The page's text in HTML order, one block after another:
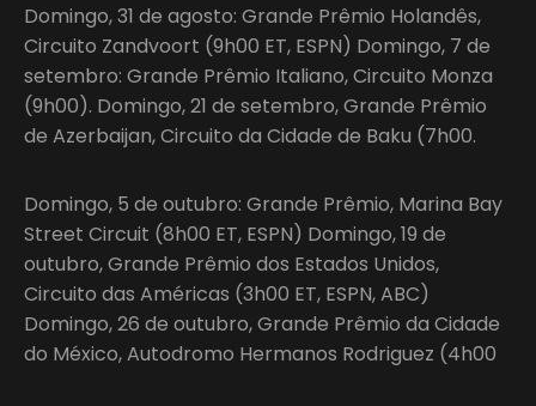
Domingo, 31 de agosto: Grande Prêmio Holandês,
Circuito Zandvoort (9h00 ET, ESPN) Domingo, 7 de
setembro: Grande Prêmio Italiano, Circuito Monza
(9h00). Domingo, 21 de setembro, Grande Prêmio
de Azerbaijan, Circuito da Cidade de Baku (7h00.
Domingo, 5 de outubro: Grande Prêmio, Marina Bay
Street Circuit (8h00 ET, ESPN) Domingo, 19 de
outubro, Grande Prêmio dos Estados Unidos,
Circuito das Américas (3h00 ET, ESPN, ABC)
Domingo, 26 de outubro, Grande Prêmio da Cidade
do México, Autodromo Hermanos Rodriguez (4h00